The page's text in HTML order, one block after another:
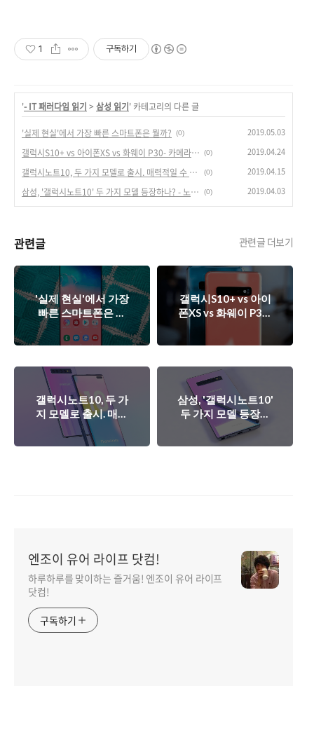
1 구독하기
'- IT 패러다임 읽기 > 삼성 읽기' 카테고리의 다른 글
'실제 현실'에서 가장 빠른 스마트폰은 뭘까? (0) 2019.05.03
갤럭시S10+ vs 아이폰XS vs 화웨이 P30- 카메라 블라인드 테스트 (0) 2019.04.24
갤럭시노트10, 두 가지 모델로 출시. 매력적일 수 밖에 없는 이유. (0) 2019.04.15
삼성, '갤럭시노트10' 두 가지 모델 등장하나? - 노트10 & 노트10s (0) 2019.04.03
관련글 관련글 더보기
'실제 현실'에서 가장
빠른 스마트폰은 뭘
까?
갤럭시S10+ vs 아이
폰XS vs 화웨이 P30-
카메라 블라인드 테
스트
갤럭시노트10, 두 가
지 모델로 출시. 매력
적일 수 밖에 없는 이
유.
삼성, '갤럭시노트10'
두 가지 모델 등장하
나? - 노트10 & 노트
10s
엔조이 유어 라이프 닷컴!
하루하루를 맞이하는 즐거움! 엔조이 유어 라이프
닷컴!
구독하기